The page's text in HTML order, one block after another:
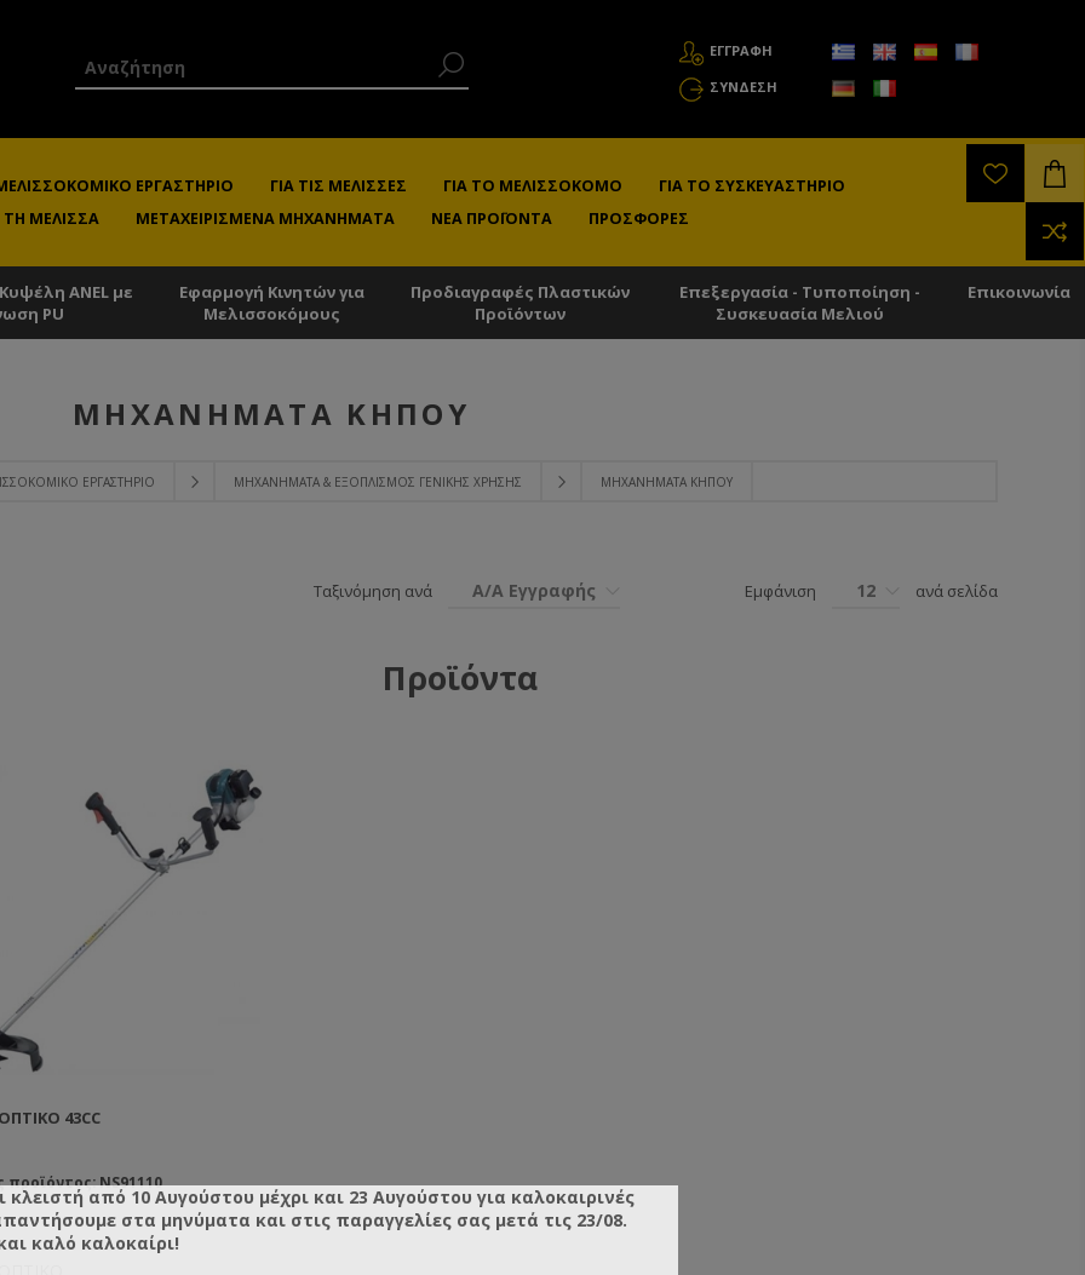
ΕΓΓΡΑΦΗ
ΣΎΝΔΕΣΗ
ΕΡΓΑΣΤΉΡΙΟ ΓΙΑ ΤΙΣ ΜΈΛΙΣΣΕΣ ΓΙΑ ΤΟ ΜΕΛΙΣΣΟΚΌΜΟ
ΓΙΑ ΤΟ ΣΥΣΚΕΥΑΣΤΉΡΙΟ
ΜΈΛΙΣΣΑ
ΜΕΤΑΧΕΙΡΙΣΜΈΝΑ ΜΗΧΑΝΉΜΑΤΑ ΝΈΑ ΠΡΟΪΌΝΤΑ ΠΡΟΣΦΟΡΈΣ
ANEL με
PU
Εφαρμογή Κινητών για
Μελισσοκόμους
Προδιαγραφές Πλαστικών
Προϊόντων
Επεξεργασία - Τυποποίηση -
Συσκευασία Μελιού
Επικοινωνία
ΕΡΓΑΣΤΉΡΙΟ ΜΗΧΑΝΉΜΑΤΑ & ΕΞΟΠΛΙΣΜΌΣ ΓΕΝΙΚΉΣ ΧΡΉΣΗΣ ΜΗΧΑΝΉΜΑΤΑ ΚΉΠΟΥ
ΜΗΧΑΝΉΜΑΤΑ ΚΉΠΟΥ
Ταξινόμηση ανά Α/Α Εγγραφής Εμφάνιση 12 ανά σελίδα
Προϊόντα
43CC
προϊόντος: NS91110
κλειστή από 10 Αυγούστου μέχρι και 23 Αυγούστου για καλοκαιρινές
στα μηνύματα και στις παραγγελίες σας μετά τις 23/08.
καλό καλοκαίρι!